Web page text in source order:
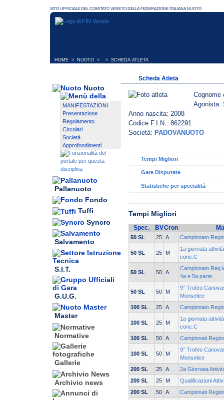
HOME > NUOTO > > SCHEDA ATLETA
Nuoto
MANIFESTAZIONI
Presentazione
Regolamento
Circolari
Società
Approfondimenti
Pallanuoto
Fondo
Tuffi
Syncro
Salvamento
S.I.T.
G.U.G.
Master
Normative
Gallerie
Archivio news
Scheda Atleta
Agonista:
Anno nascita: 2008
Codice F.I.N.: 862291
Società: PADOVANUOTO
Tempi Migliori
Gare Disputate
Statistiche per specialità
Tempi Migliori
Spec. BVCron
50 SL 25 A Campionato
50 SL 25 M
1a giornata
conc.C
50 SL 50 A
Campionato
4a e 5a parte
50 SL 50 M
9° Trofeo
Monselice
100 SL
25 A Campionato
100 SL 25 M
1a giornata
conc.C
100 SL
50 A Campionati
100 SL 50 M
9° Trofeo
Monselice
200 SL
25 A
2a Giornata
200 SL
25 M
Qualificazioni
200 SL
50 A
Campionati